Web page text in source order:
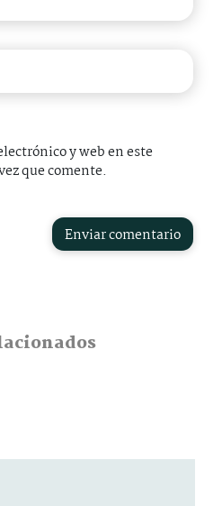
y web en este
que comente.
Enviar comentario